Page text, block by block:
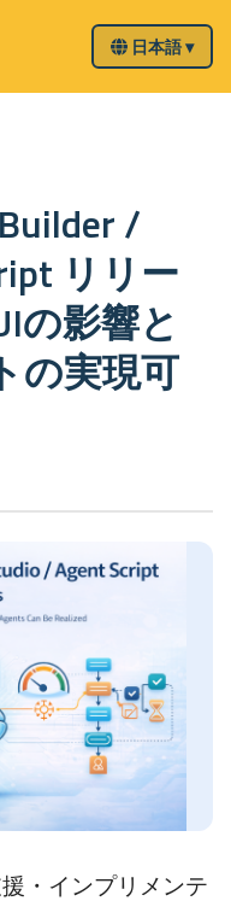
日本語 ▾
/
リリー
の影響と
の実現可
・インプリメンテ